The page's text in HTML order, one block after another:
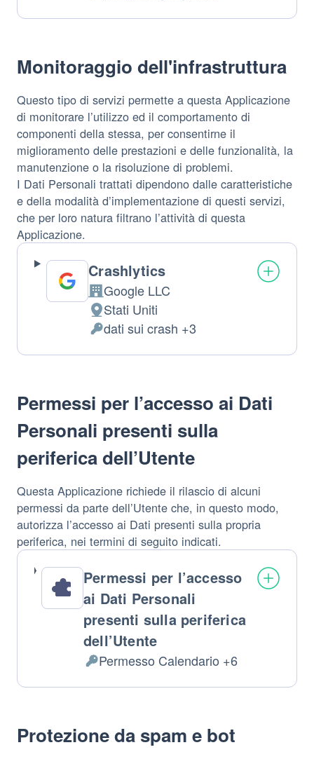
Personali
Monitoraggio dell'infrastruttura
Questo tipo di servizi permette a questa Applicazione
di monitorare l’utilizzo ed il comportamento di
componenti della stessa, per consentirne il
miglioramento delle prestazioni e delle funzionalità, la
manutenzione o la risoluzione di problemi.
I Dati Personali trattati dipendono dalle caratteristiche
e della modalità d’implementazione di questi servizi,
che per loro natura filtrano l’attività di questa
Applicazione.
Crashlytics
Azienda:
Google LLC
Luogo
del
trattamento:
Stati Uniti
Dati
Personali
dati sui crash +3
Permessi per l’accesso ai Dati
Personali presenti sulla
periferica dell’Utente
Questa Applicazione richiede il rilascio di alcuni
permessi da parte dell’Utente che, in questo modo,
autorizza l’accesso ai Dati presenti sulla propria
periferica, nei termini di seguito indicati.
Permessi per l’accesso
ai Dati Personali
presenti sulla periferica
dell’Utente
Dati
Personali
Permesso Calendario +6
Protezione da spam e bot